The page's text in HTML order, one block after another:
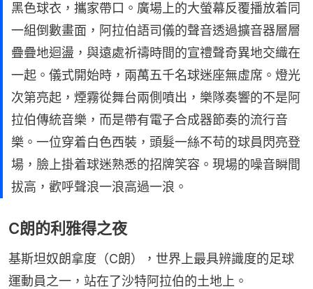
黑色球衣，攜家帶口。廣場上的大螢幕反覆播放着同
一組倒數畫面，阿拉伯語司儀的聲音透過擴音器層層
疊疊地迴盪，與遠處祈禱時間的宣禮聲奇異地交織在
一起。儀式開始時，兩萬五千名球迷座無虛席。燈光
次第亮起，煙霧從舞台兩側噴出，樂隊奏響的不是阿
拉伯傳統音樂，而是帶有電子合成器節奏的流行音
樂。一位穿着白色西裝，頭髮一絲不苟的球員閃亮登
場，臉上掛着球迷熟悉的招牌笑容。現場的噪音瞬間
拔高，歡呼聲浪一浪高過一浪。
C朗的利雅得之夜
基斯坦奴朗拿度（C朗），世界上最具辨識度的足球
運動員之一，站在了沙特阿拉伯的土地上。